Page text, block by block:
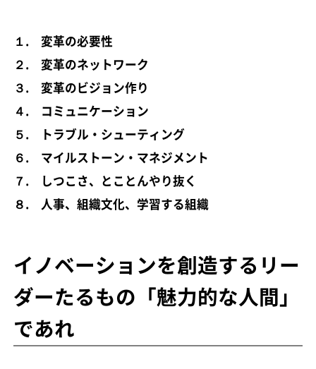
１. 変革の必要性
２. 変革のネットワーク
３. 変革のビジョン作り
４. コミュニケーション
５. トラブル・シューティング
６. マイルストーン・マネジメント
７. しつこさ、とことんやり抜く
８. 人事、組織文化、学習する組織
イノベーションを創造するリー
ダーたるもの「魅力的な人間」
であれ